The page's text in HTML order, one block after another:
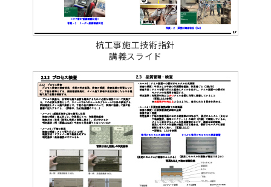
杭工事施工技術指針
講義スライド